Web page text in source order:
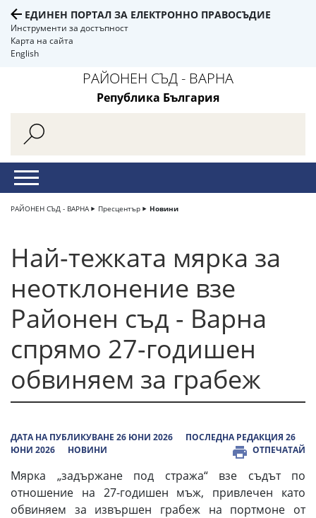
ЕДИНЕН ПОРТАЛ ЗА ЕЛЕКТРОННО ПРАВОСЪДИЕ
Инструменти за достъпност
Карта на сайта
English
РАЙОНЕН СЪД - ВАРНА
Република България
РАЙОНЕН СЪД - ВАРНА Пресцентър Новини
Най-тежката мярка за
неотклонение взе
Районен съд - Варна
спрямо 27-годишен
обвиняем за грабеж
ДАТА НА ПУБЛИКУВАНЕ 26 ЮНИ 2026
ПОСЛЕДНА РЕДАКЦИЯ 26
ЮНИ 2026
НОВИНИ ОТПЕЧАТАЙ
Мярка „задържане под стража“ взе съдът по
отношение на 27-годишен мъж, привлечен като
обвиняем за извършен грабеж на портмоне от